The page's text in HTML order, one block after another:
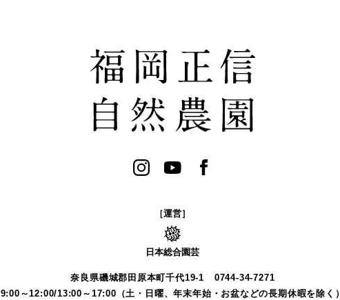
［運営］
日本総合園芸
奈良県磯城郡田原本町千代19-1
0744-34-7271
9:00～12:00/13:00～17:00（土・日曜、年末年始・お盆などの長期休暇を除く）